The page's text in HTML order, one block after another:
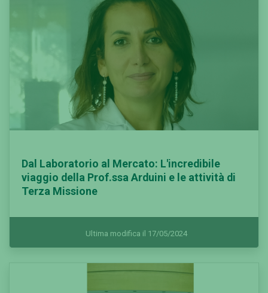
Dal Laboratorio al Mercato: L'incredibile
viaggio della Prof.ssa Arduini e le attività di
Terza Missione
Ultima modifica il 17/05/2024